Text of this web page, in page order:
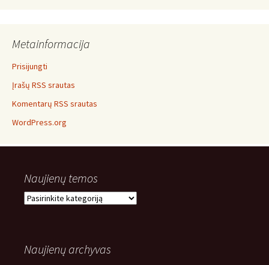
Metainformacija
Prisijungti
Įrašų RSS srautas
Komentarų RSS srautas
WordPress.org
Naujienų temos
Naujienų
Naujienų archyvas